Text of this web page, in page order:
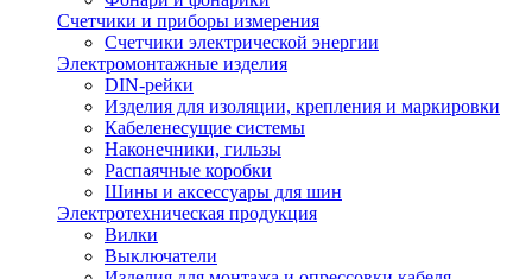
Счетчики и приборы измерения
Счетчики электрической энергии
Электромонтажные изделия
DIN-рейки
Изделия для изоляции, крепления и маркировки
Кабеленесущие системы
Наконечники, гильзы
Распаячные коробки
Шины и аксессуары для шин
Электротехническая продукция
Вилки
Выключатели